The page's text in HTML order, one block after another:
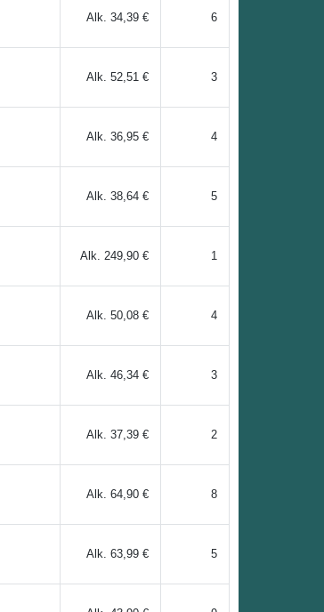
Alk. 34,39 € 6
Alk. 52,51 € 3
Alk. 36,95 € 4
Alk. 38,64 € 5
Alk. 249,90 € 1
Alk. 50,08 € 4
Alk. 46,34 € 3
Alk. 37,39 € 2
Alk. 64,90 € 8
Alk. 63,99 € 5